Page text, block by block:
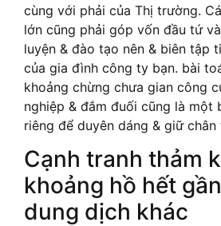
cùng với phải của Thị trường.
lớn cũng phải góp vốn đầu tứ
luyện & đào tạo nên & biên tập
của gia đình công ty bạn. bài
khoảng chừng chưa gian công
nghiệp & đắm đuối cũng là một
riêng để duyên dáng & giữ chân
Cạnh tranh thảm
khoảng hồ hết
dung dịch khác